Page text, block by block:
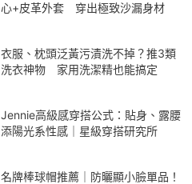
心+皮革外套 穿出極致沙漏身材
衣服、枕頭泛黃污漬洗不掉？推3類
洗衣神物 家用洗潔精也能搞定
Jennie高級感穿搭公式：貼身、露腰
添陽光系性感｜星級穿搭研究所
名牌棒球帽推薦｜防曬顯小臉單品！